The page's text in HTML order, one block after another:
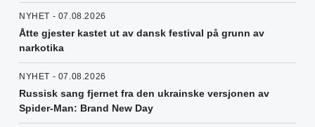
NYHET - 07.08.2026
Åtte gjester kastet ut av dansk festival på grunn av
narkotika
NYHET - 07.08.2026
Russisk sang fjernet fra den ukrainske versjonen av
Spider-Man: Brand New Day